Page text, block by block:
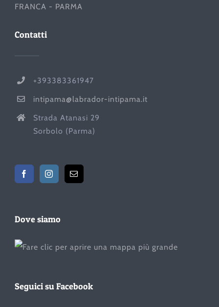
FRANCA - PARMA
Contatti
+393383361947
intipama@labrador-intipama.it
Strada Atanasi 29
Sorbolo (Parma)
Dove siamo
Seguici su Facebook